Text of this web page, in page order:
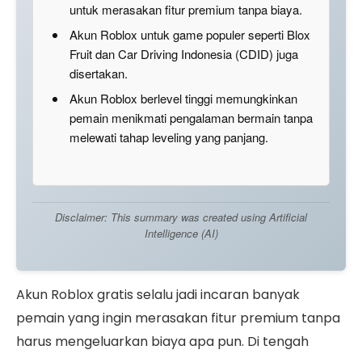
untuk merasakan fitur premium tanpa biaya.
Akun Roblox untuk game populer seperti Blox
Fruit dan Car Driving Indonesia (CDID) juga
disertakan.
Akun Roblox berlevel tinggi memungkinkan
pemain menikmati pengalaman bermain tanpa
melewati tahap leveling yang panjang.
Disclaimer: This summary was created using Artificial
Intelligence (AI)
Akun Roblox gratis selalu jadi incaran banyak
pemain yang ingin merasakan fitur premium tanpa
harus mengeluarkan biaya apa pun. Di tengah